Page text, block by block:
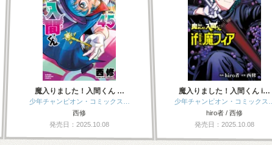
魔入りました！入間くん …
少年チャンピオン・コミックス…
西修
発売日：2025.10.08
魔入りました！入間くん i…
少年チャンピオン・コミックス…
hiro者 / 西修
発売日：2025.10.08